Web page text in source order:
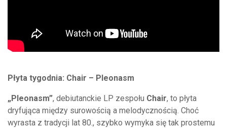
Płyta tygodnia: Chair – Pleonasm
„Pleonasm”, debiutanckie LP zespołu Chair, to płyta
dryfująca między surowością a melodycznością. Choć
wyrasta z tradycji lat 80., szybko wymyka się tak prostemu